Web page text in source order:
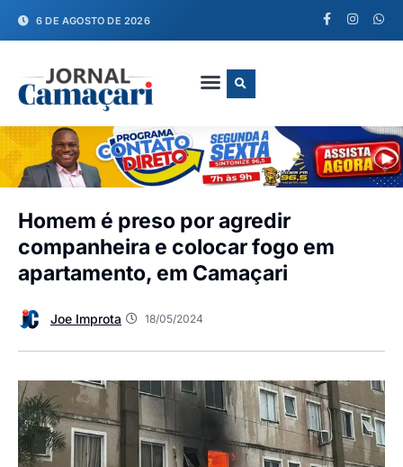
6 DE AGOSTO DE 2026
Homem é preso por agredir
companheira e colocar fogo em
apartamento, em Camaçari
Joe Improta 18/05/2024